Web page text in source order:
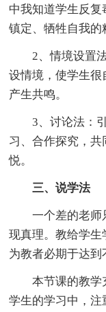
中我知道学生反
镇定、牺牲自我的
2、情境设置法:
设情境，使学生
产生共鸣。
3、讨论法：引
习、合作探究，
悦。
三、说学法
一个差的老师
现真理。教给学
为教者必期于达到
本节课的教学
学生的学习中，